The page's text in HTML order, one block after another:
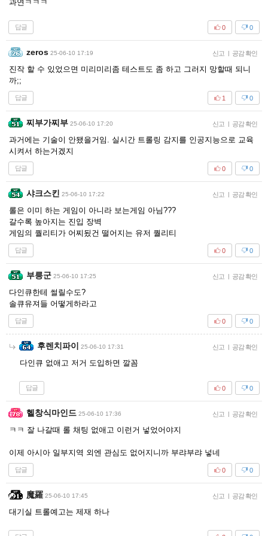
과연ㅋㅋㅋ
답글 0
0
zeros 25-06-10 17:19 신고 | 공감 확인
진작 할 수 있었으면 미리미리좀 테스트도 좀 하고 그러지 망할때 되니
까;;
답글 0
1
찌부가찌부 25-06-10 17:20 신고 | 공감 확인
과거에는 기술이 안됐을거임. 실시간 트롤링 감지를 인공지능으로 교육
시켜서 하는거겠지
답글 0
0
샤크스킨 25-06-10 17:22 신고 | 공감 확인
롤은 이미 하는 게임이 아니라 보는게임 아님???
갈수록 높아지는 진입 장벽
게임의 퀄리티가 어찌됬건 떨어지는 유저 퀄리티
답글 0
0
부릉군 25-06-10 17:25 신고 | 공감 확인
다인큐한테 썰릴수도?
솔큐유져들 어떻게하라고
답글 0
0
후렌치파이 25-06-10 17:31 신고 | 공감 확인
다인큐 없애고 저거 도입하면 깔꼼
답글 0
0
헬창식마인드 25-06-10 17:36 신고 | 공감 확인
ㅋㅋ 잘 나갈때 롤 채팅 없애고 이런거 넣었어야지
이제 아시아 일부지역 외엔 관심도 없어지니까 부랴부랴 넣네
답글 0
0
魔羅 25-06-10 17:45 신고 | 공감 확인
대기실 트롤예고는 제재 하나